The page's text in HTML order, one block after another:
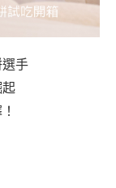
手
起